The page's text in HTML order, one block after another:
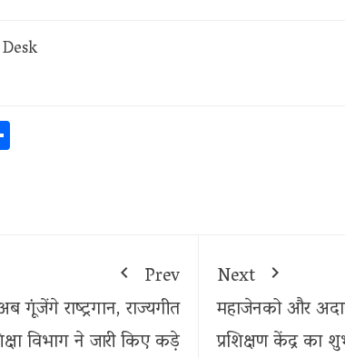
Prev
राष्ट्रगान, राज्यगीत
विभाग ने जारी किए कड़े
Next
महाजेनको और
प्रशिक्षण केंद्र का